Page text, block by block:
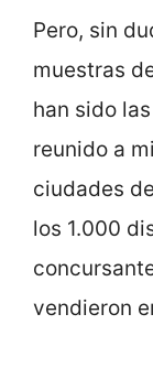
Pero, sin
muestras
han sido
reunido a
ciudades de
los 1.000
vendieron